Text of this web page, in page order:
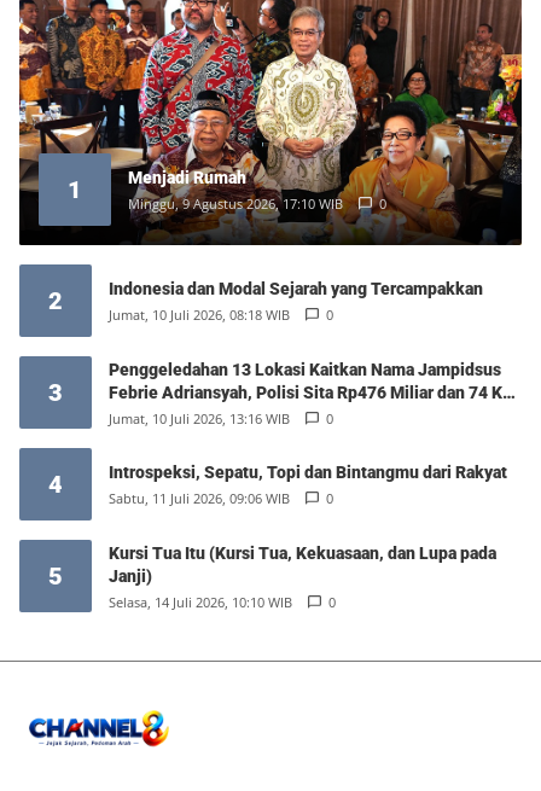
1 Menjadi Rumah
Minggu, 9 Agustus 2026, 17:10 WIB 0
2 Indonesia dan Modal Sejarah yang Tercampakkan
Jumat, 10 Juli 2026, 08:18 WIB 0
3
Penggeledahan 13 Lokasi Kaitkan Nama Jampidsus
Febrie Adriansyah, Polisi Sita Rp476 Miliar dan 74 Kg
Emas
Jumat, 10 Juli 2026, 13:16 WIB 0
4 Introspeksi, Sepatu, Topi dan Bintangmu dari Rakyat
Sabtu, 11 Juli 2026, 09:06 WIB 0
5
Kursi Tua Itu (Kursi Tua, Kekuasaan, dan Lupa pada
Janji)
Selasa, 14 Juli 2026, 10:10 WIB 0